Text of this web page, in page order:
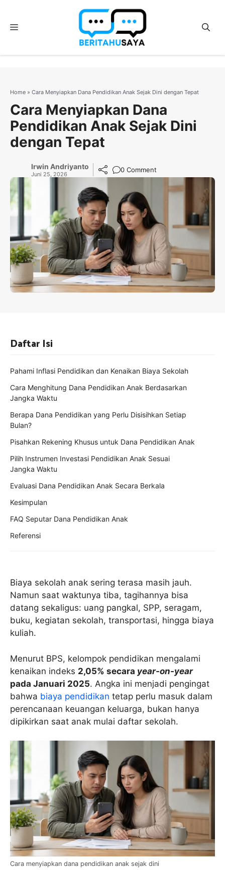
Menu
Home » Cara Menyiapkan Dana Pendidikan Anak Sejak Dini dengan Tepat
Cara Menyiapkan Dana
Pendidikan Anak Sejak Dini
dengan Tepat
Irwin Andriyanto
Juni 25, 2026
0 Comment
Biaya sekolah anak sering terasa masih jauh.
Namun saat waktunya tiba, tagihannya bisa
datang sekaligus: uang pangkal, SPP, seragam,
buku, kegiatan sekolah, transportasi, hingga biaya
kuliah.
Menurut BPS, kelompok pendidikan mengalami
kenaikan indeks 2,05% secara year-on-year
pada Januari 2025. Angka ini menjadi pengingat
bahwa biaya pendidikan tetap perlu masuk dalam
perencanaan keuangan keluarga, bukan hanya
dipikirkan saat anak mulai daftar sekolah.
Cara menyiapkan dana pendidikan anak sejak dini
Daftar Isi
Pahami Inflasi Pendidikan dan Kenaikan Biaya Sekolah
Cara Menghitung Dana Pendidikan Anak Berdasarkan
Jangka Waktu
Berapa Dana Pendidikan yang Perlu Disisihkan Setiap
Bulan?
Pisahkan Rekening Khusus untuk Dana Pendidikan Anak
Pilih Instrumen Investasi Pendidikan Anak Sesuai
Jangka Waktu
Evaluasi Dana Pendidikan Anak Secara Berkala
Kesimpulan
FAQ Seputar Dana Pendidikan Anak
Referensi